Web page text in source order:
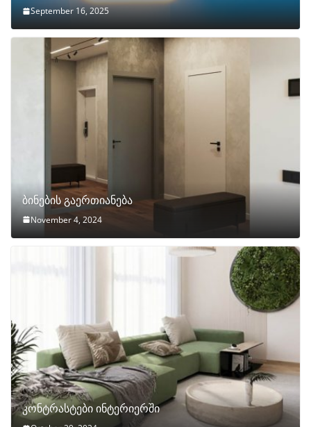
September 16, 2025
ბინების გაერთიანება
November 4, 2024
კონტრასტები ინტერიერში